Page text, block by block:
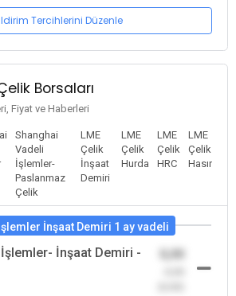
Tercihlerini Düzenle
Borsaları
Fiyat ve Haberleri
Shanghai
Vadeli
İşlemler-
Paslanmaz
Çelik
LME
Çelik
İnşaat
Demiri
LME
Çelik
Hurda
LME
Çelik
HRC
LME
Çelik
Hasır
İnşaat Demiri 1 ay vadeli
İnşaat Demiri -
0,00